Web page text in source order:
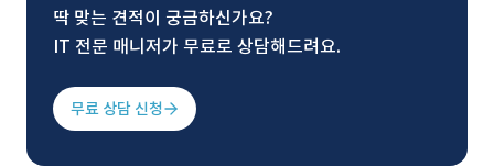
딱 맞는 견적이 궁금하신가요?
IT 전문 매니저가 무료로 상담해드려요.
무료 상담 신청